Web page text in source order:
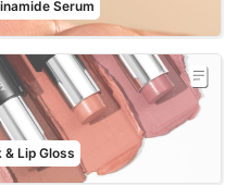
Serum
Lip Gloss